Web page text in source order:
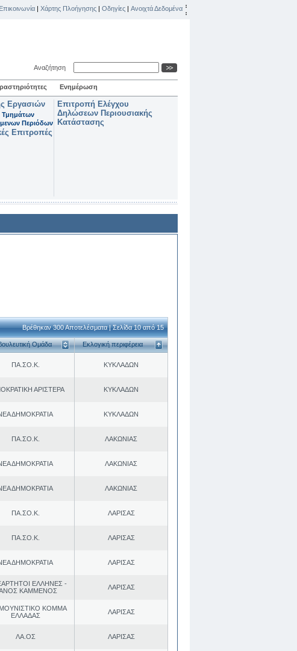
Επικοινωνία | Χάρτης Πλοήγησης | Οδηγίες | Ανοιχτά Δεδομένα
Αναζήτηση
Ενημέρωση
Εργασιών
Τμημάτων
Περιόδων
Επιτροπές
Επιτροπή Ελέγχου
Δηλώσεων Περιουσιακής
Κατάστασης
Βρέθηκαν 300 Αποτελέσματα | Σελίδα 10 από 15
Ομάδα Εκλογική περιφέρεια
ΠΑ.ΣΟ.Κ. ΚΥΚΛΑΔΩΝ
ΑΡΙΣΤΕΡΑ ΚΥΚΛΑΔΩΝ
ΔΗΜΟΚΡΑΤΙΑ ΚΥΚΛΑΔΩΝ
ΠΑ.ΣΟ.Κ. ΛΑΚΩΝΙΑΣ
ΔΗΜΟΚΡΑΤΙΑ ΛΑΚΩΝΙΑΣ
ΔΗΜΟΚΡΑΤΙΑ ΛΑΚΩΝΙΑΣ
ΠΑ.ΣΟ.Κ. ΛΑΡΙΣΑΣ
ΠΑ.ΣΟ.Κ. ΛΑΡΙΣΑΣ
ΔΗΜΟΚΡΑΤΙΑ ΛΑΡΙΣΑΣ
ΕΛΛΗΝΕΣ -
ΚΑΜΜΕΝΟΣ
ΛΑΡΙΣΑΣ
ΚΟΜΜΑ
ΕΛΛΑΔΑΣ
ΛΑΡΙΣΑΣ
ΛΑ.ΟΣ ΛΑΡΙΣΑΣ